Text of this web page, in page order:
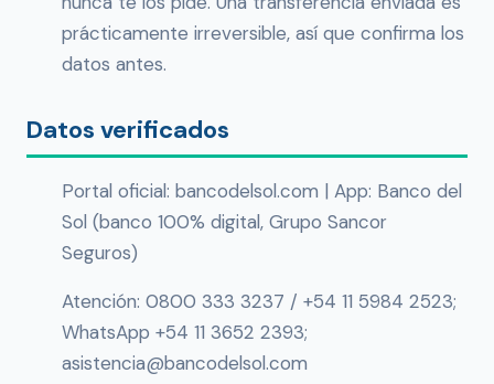
prácticamente irreversible, así que confirma los
datos antes.
Datos verificados
Portal oficial: bancodelsol.com | App: Banco del
Sol (banco 100% digital, Grupo Sancor
Seguros)
Atención: 0800 333 3237 / +54 11 5984 2523;
WhatsApp +54 11 3652 2393;
asistencia@bancodelsol.com